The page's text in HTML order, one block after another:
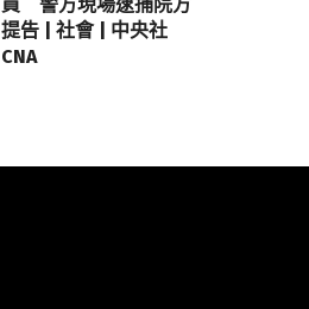
提告 | 社會 | 中央社
CNA